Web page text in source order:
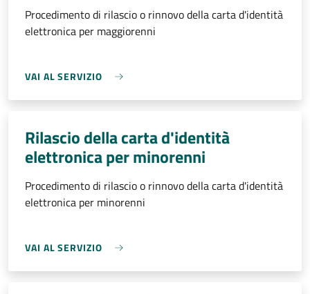
Procedimento di rilascio o rinnovo della carta d'identità
elettronica per maggiorenni
VAI AL SERVIZIO
Rilascio della carta d'identità
elettronica per minorenni
Procedimento di rilascio o rinnovo della carta d'identità
elettronica per minorenni
VAI AL SERVIZIO